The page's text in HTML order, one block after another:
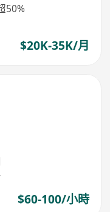
50%
$20K-35K/月
$60-100/小時